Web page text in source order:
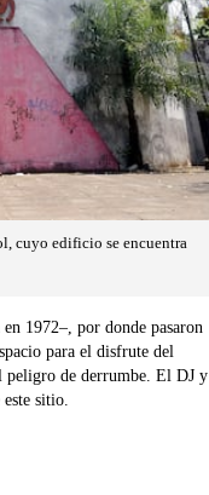
cuyo edificio se encuentra
1972–, por donde pasaron
para el disfrute del
peligro de derrumbe. El DJ y
sitio.